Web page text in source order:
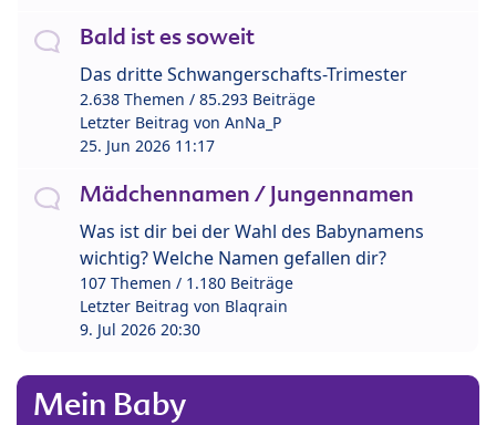
Bald ist es soweit
Das dritte Schwangerschafts-Trimester
2.638 Themen / 85.293 Beiträge
Letzter Beitrag von AnNa_P
25. Jun 2026 11:17
Mädchennamen / Jungennamen
Was ist dir bei der Wahl des Babynamens
wichtig? Welche Namen gefallen dir?
107 Themen / 1.180 Beiträge
Letzter Beitrag von Blaqrain
9. Jul 2026 20:30
Mein Baby